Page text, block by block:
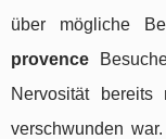
über mögliche
provence
Nervosität bereits
verschwunden